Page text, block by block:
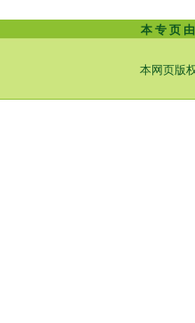
本 专 页
本网页版